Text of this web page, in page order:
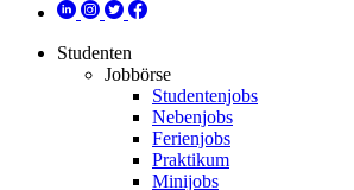
Studenten
Jobbörse
Studentenjobs
Nebenjobs
Ferienjobs
Praktikum
Minijobs